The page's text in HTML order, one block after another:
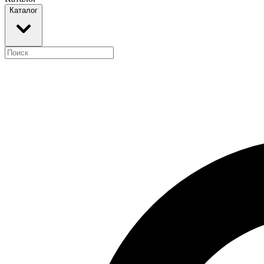
Каталог